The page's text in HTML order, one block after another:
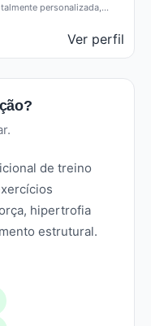
personalizada,
Ver perfil
de treino
hipertrofia
estrutural.